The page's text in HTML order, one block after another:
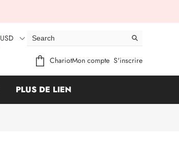
USD
ChariotMon compte S'inscrire
PLUS DE LIEN